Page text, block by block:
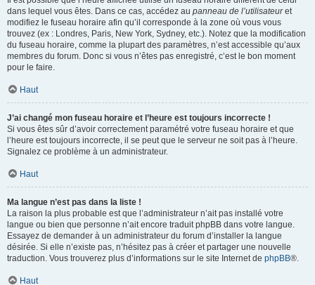
dans lequel vous êtes. Dans ce cas, accédez au panneau de l’utilisateuret
modifiez le fuseau horaire afin qu’il corresponde à la zone où vous vous
trouvez (ex : Londres, Paris, New York, Sydney, etc.). Notez que la modification
du fuseau horaire, comme la plupart des paramètres, n’est accessible qu’aux
membres du forum. Donc si vous n’êtes pas enregistré, c’est le bon moment
pour le faire.
Haut
J’ai changé mon fuseau horaire et l’heure est toujours incorrecte !
Si vous êtes sûr d’avoir correctement paramétré votre fuseau horaire et que
l’heure est toujours incorrecte, il se peut que le serveur ne soit pas à l’heure.
Signalez ce problème à un administrateur.
Haut
Ma langue n’est pas dans la liste !
La raison la plus probable est que l’administrateur n’ait pas installé votre
langue ou bien que personne n’ait encore traduit phpBB dans votre langue.
Essayez de demander à un administrateur du forum d’installer la langue
désirée. Si elle n’existe pas, n’hésitez pas à créer et partager une nouvelle
traduction. Vous trouverez plus d’informations sur le site Internet de phpBB®.
Haut